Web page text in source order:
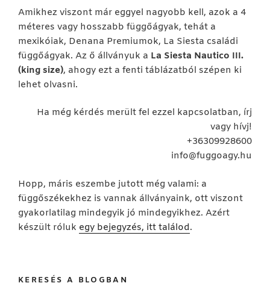
Amikhez viszont már eggyel nagyobb kell, azok a 4
méteres vagy hosszabb függőágyak, tehát a
mexikóiak, Denana Premiumok, La Siesta családi
függőágyak. Az ő állványuk a La Siesta Nautico III.
(king size), ahogy ezt a fenti táblázatból szépen ki
lehet olvasni.
Ha még kérdés merült fel ezzel kapcsolatban, írj
vagy hívj!
+36309928600
info@fuggoagy.hu
Hopp, máris eszembe jutott még valami: a
függőszékekhez is vannak állványaink, ott viszont
gyakorlatilag mindegyik jó mindegyikhez. Azért
készült róluk egy bejegyzés, itt találod.
KERESÉS A BLOGBAN